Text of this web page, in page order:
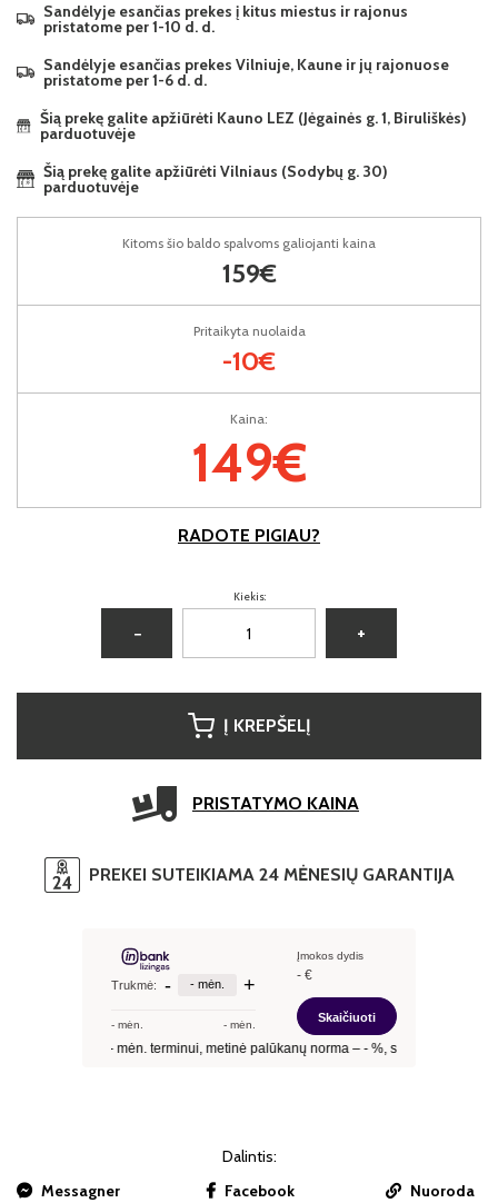
Sandėlyje esančias prekes į kitus miestus ir rajonus
pristatome per 1-10 d. d.
Sandėlyje esančias prekes Vilniuje, Kaune ir jų rajonuose
pristatome per 1-6 d. d.
Šią prekę galite apžiūrėti Kauno LEZ (Jėgainės g. 1, Biruliškės)
parduotuvėje
Šią prekę galite apžiūrėti Vilniaus (Sodybų g. 30)
parduotuvėje
Kaina:
149€
Kitoms šio baldo spalvoms galiojanti kaina
159€
Pritaikyta nuolaida
-10€
RADOTE PIGIAU?
Kiekis:
− +
Į KREPŠELĮ
PRISTATYMO KAINA
PREKEI SUTEIKIAMA 24 MĖNESIŲ GARANTIJA
Dalintis:
Messagner
Facebook Nuoroda